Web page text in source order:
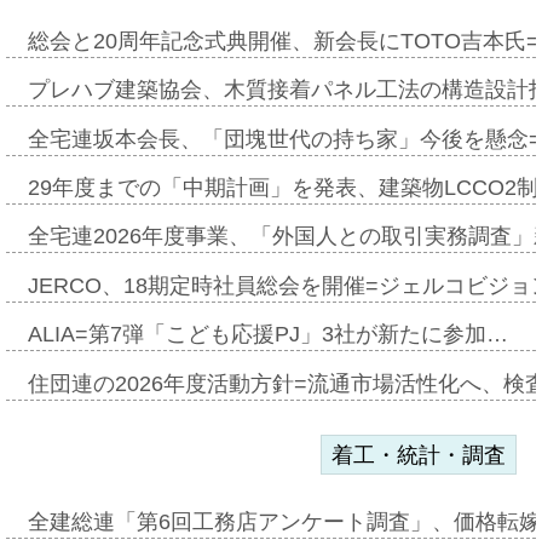
総会と20周年記念式典開催、新会長にTOTO吉本氏
プレハブ建築協会、木質接着パネル工法の構造設
全宅連坂本会長、「団塊世代の持ち家」今後を懸
29年度までの「中期計画」を発表、建築物LCCO2
全宅連2026年度事業、「外国人との取引実務調査
JERCO、18期定時社員総会を開催=ジェルコビジ
ALIA=第7弾「こども応援PJ」3社が新たに参加…
住団連の2026年度活動方針=流通市場活性化へ、検
着工・統計・調査
全建総連「第6回工務店アンケート調査」、価格転